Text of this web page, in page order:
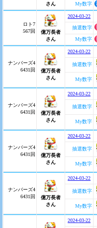
さん
My数字
ロト7
567回
億万長者
さん
2024-03-22
抽選数字
My数字
ナンバーズ4
6431回
億万長者
さん
2024-03-22
抽選数字
My数字
ナンバーズ4
6431回
億万長者
さん
2024-03-22
抽選数字
My数字
ナンバーズ4
6431回
億万長者
さん
2024-03-22
抽選数字
My数字
ナンバーズ4
6431回
億万長者
さん
2024-03-22
抽選数字
My数字
2024-03-22